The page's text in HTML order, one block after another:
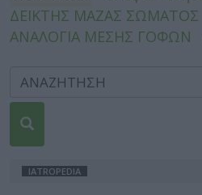
ΔΕΙΚΤΗΣ ΜΑΖΑΣ ΣΩΜΑΤΟΣ
ΑΝΑΛΟΓΙΑ ΜΕΣΗΣ ΓΟΦΩΝ
IATROPEDIA